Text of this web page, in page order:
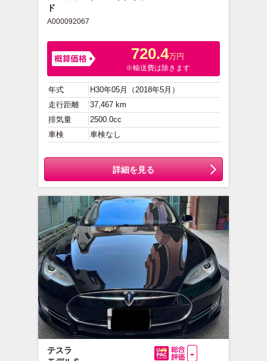
ド
A000092067
720.4万円
※輸送費は除きます
年式
H30年05月（2018年5月）
走行距離
37,467 km
排気量
2500.0cc
車検
車検なし
詳細を見る
テスラ
-